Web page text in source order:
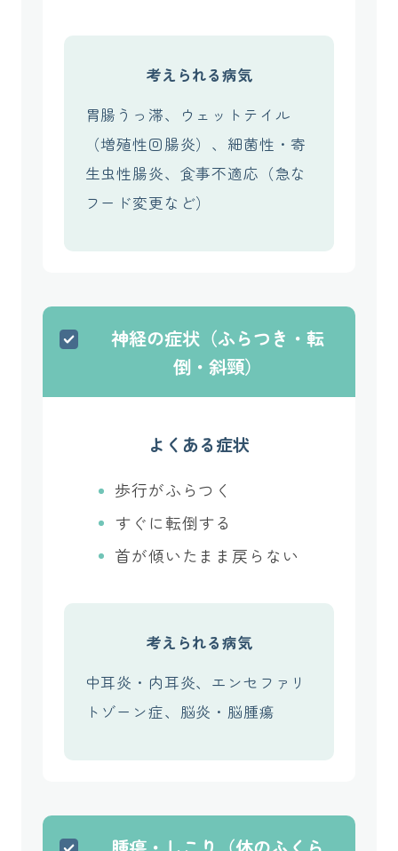
考えられる病気
胃腸うっ滞、ウェットテイル
（増殖性回腸炎）、細菌性・寄
生虫性腸炎、食事不適応（急な
フード変更など）
神経の症状（ふらつき・転
倒・斜頸）
よくある症状
歩行がふらつく
すぐに転倒する
首が傾いたまま戻らない
考えられる病気
中耳炎・内耳炎、エンセファリ
トゾーン症、脳炎・脳腫瘍